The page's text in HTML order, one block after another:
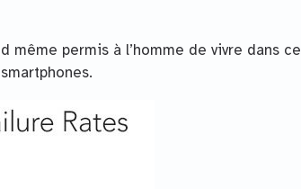
même permis à l’homme de vivre dans ce